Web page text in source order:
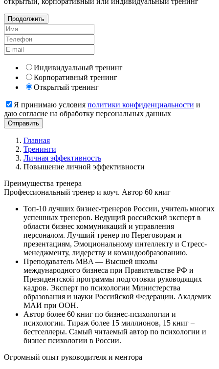
Продолжить
Индивидуальный тренинг
Корпоративный тренинг
Открытый тренинг
Я принимаю условия политики конфиденциальности и
даю согласие на обработку персональных данных
Главная
Тренинги
Личная эффективность
Повышение личной эффективности
Преимущества тренера
Профессиональный тренер и коуч. Автор 60 книг
Топ-10 лучших бизнес-тренеров России, учитель многих
успешных тренеров. Ведущий российский эксперт в
области бизнес коммуникаций и управления
персоналом. Лучший тренер по Переговорам и
презентациям, Эмоциональному интеллекту и Стресс-
менеджменту, лидерству и командообразованию.
Преподаватель MBA — Высшей школы
международного бизнеса при Правительстве РФ и
Президентской программы подготовки руководящих
кадров. Эксперт по психологии Министерства
образования и науки Российской Федерации. Академик
МАИ при ООН.
Автор более 60 книг по бизнес-психологии и
психологии. Тираж более 15 миллионов, 15 книг –
бестселлеры. Самый читаемый автор по психологии и
бизнес психологии в России.
Огромный опыт руководителя и ментора